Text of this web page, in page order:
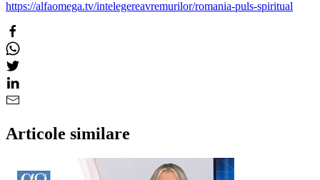
https://alfaomega.tv/intelegereavremurilor/romania-puls-spiritual
Articole similare